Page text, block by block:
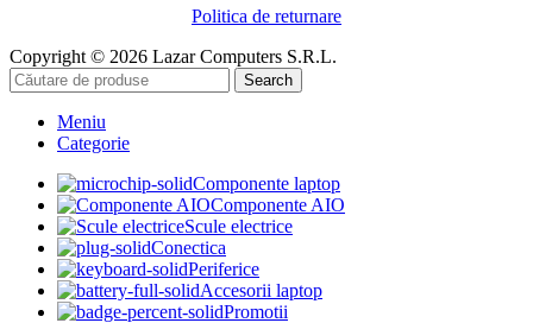
Politica de returnare
Copyright © 2026 Lazar Computers S.R.L.
Search
Meniu
Categorie
Componente laptop
Componente AIO
Scule electrice
Conectica
Periferice
Accesorii laptop
Promotii